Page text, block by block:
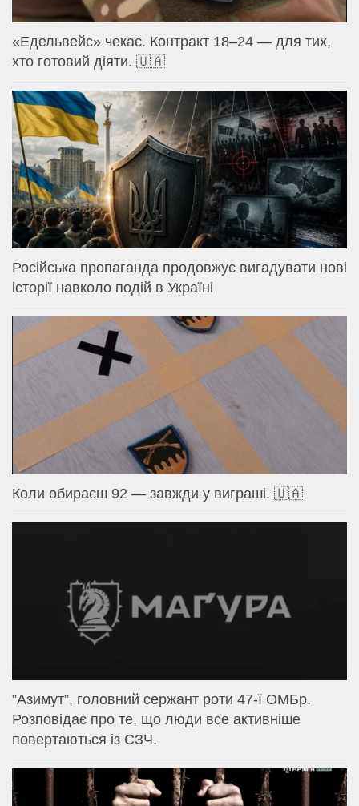
«Едельвейс» чекає. Контракт 18–24 — для тих,
хто готовий діяти. 🇺🇦
Російська пропаганда продовжує вигадувати нові
історії навколо подій в Україні
Коли обираєш 92 — завжди у виграші. 🇺🇦
⁨”Азимут”, головний сержант роти 47-ї ОМБр.
Розповідає про те, що люди все активніше
повертаються із СЗЧ.